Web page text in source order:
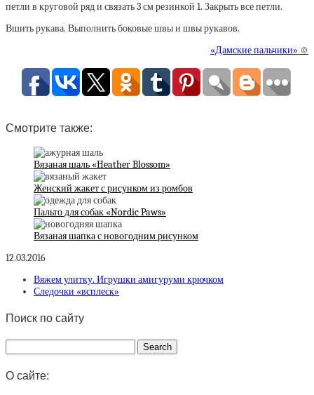
петли в круговой ряд и связать 3 см резинкой 1. Закрыть все петли.
Вшить рукава. Выполнить боковые швы и швы рукавов.
«Дамские пальчики» ©
Смотрите также:
Вязаная шаль «Heather Blossom»
Женский жакет с рисунком из ромбов
Пальто для собак «Nordic Paws»
Вязаная шапка с новогодним рисунком
12.03.2016
Вяжем улитку. Игрушки амигуруми крючком
Следочки «всплеск»
Поиск по сайту
О сайте: